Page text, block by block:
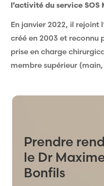
l’activité du service SOS
En janvier 2022, il rejoint
créé en 2003 et reconnu
prise en charge
membre supérieur
Prendre
le Dr
Bonfils